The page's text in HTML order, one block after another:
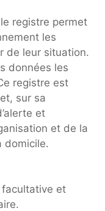
registre permet
les
de leur situation.
données les
registre est
sur sa
et
et de la
domicile.
facultative et